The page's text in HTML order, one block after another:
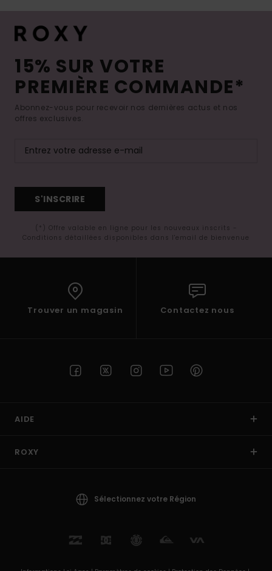
15% SUR VOTRE
PREMIÈRE COMMANDE*
Abonnez-vous pour recevoir nos dernières actus et nos
offres exclusives.
S'INSCRIRE
(*) Offre valable en ligne pour les nouveaux inscrits -
Conditions détaillées disponibles dans l'email de bienvenue
Trouver un magasin Contactez nous
AIDE
ROXY
Sélectionnez votre Région